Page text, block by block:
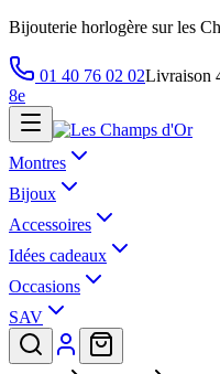
Bijouterie horlogère sur les
01 40 76 02 02Livraison
8e
Montres
Bijoux
Accessoires
Idées cadeaux
Occasions
SAV